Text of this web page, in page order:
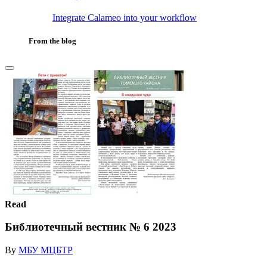
Integrate Calameo into your workflow
From the blog
Read
Библиотечный вестник № 6 2023
By МБУ МЦБТР